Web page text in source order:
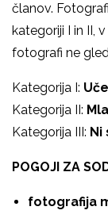
članov.
kategoriji I in II,
fotografi ne
Kategorija I:
Kategorija II:
Kategorija III: Ni
POGOJI ZA
fotografija